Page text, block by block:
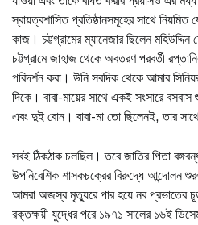
স্বায়ত্বশাসিত প্রতিষ্ঠানসমূহের সাথে
কাজ। চট্টগ্রামের ম্যানেজার ছিলেন
চট্টগ্রামে জাহাজ থেকে অবতরণ পরবর্তী
পরিদর্শন করা। উনি সবদিক থেকে আমার
দিকে। বাবা-মায়ের সাথে একই সংসারে
এবং দুই বোন। বাবা-মা তো ছিলেনই, তার
সবই ঠিকঠাক চলছিল। তবে জাতির পিতা
উপনিবেশিক শাসকচক্রের বিরুদ্ধে আন্দোলন শুরু
আমরা অজস্র মৃত্যুরে পার হয়ে নব প্রভাতের
রক্তক্ষয়ী যুদ্ধের পরে ১৯৭১ সালের ১৬ই